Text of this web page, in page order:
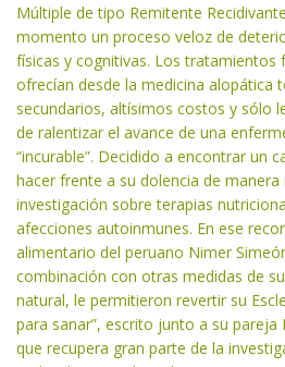
Múltiple de tipo Remitente
momento un proceso veloz de
físicas y cognitivas. Los tratamientos
ofrecían desde la medicina alopática
secundarios, altísimos costos y sólo
de ralentizar el avance de una
“incurable”. Decidido a encontrar un
hacer frente a su dolencia de manera
investigación sobre terapias
afecciones autoinmunes. En ese
alimentario del peruano Nimer
combinación con otras medidas de
natural, le permitieron revertir su
para sanar”, escrito junto a su pareja
que recupera gran parte de la